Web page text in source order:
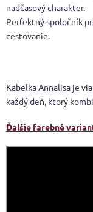
nadčasový charakter.
Perfektný spoločník
cestovanie.
Kabelka Annalisa je
každý deň, ktorý
Ďalšie farebné